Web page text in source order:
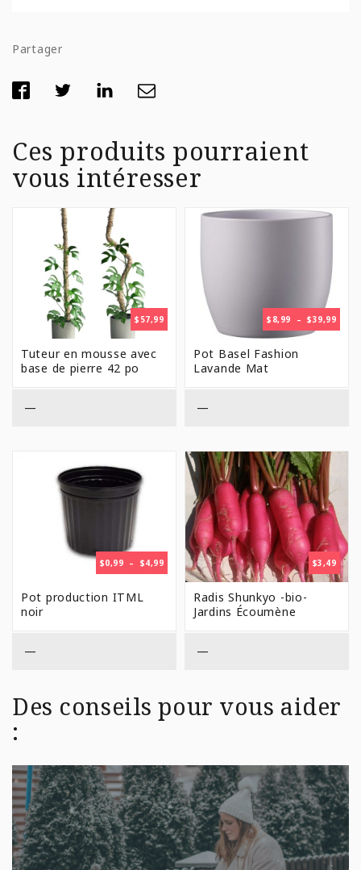
Partager
Ces produits pourraient
vous intéresser
$ 57,99
Tuteur en mousse avec
base de pierre 42 po
—
$ 8,99 – $39,99
DE
Pot Basel Fashion
Lavande Mat
—
$0,99 – $4,99PLAGE
DE
Pot production ITML
noir
—
$3,49
Radis Shunkyo -bio-
Jardins Écoumène
—
Des conseils pour vous aider
: